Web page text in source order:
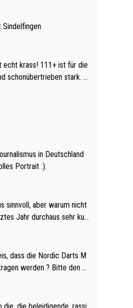
Sindelfingen
111+ ist für die
schonübertrieben stark. U
in Deutschland
Portrait :).
sinnvoll, aber warum nicht
Qualifikation des Weltm
Dies war bei Archie Self l
Weltmeister d
werden ? Bitte den A